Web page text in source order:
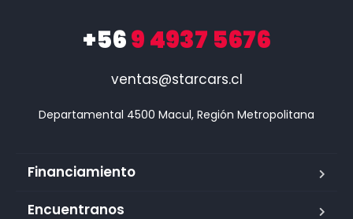
+569 4937 5676
ventas@starcars.cl
Financiamiento
Encuentranos